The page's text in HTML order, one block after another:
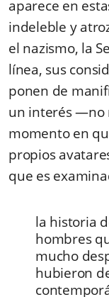
aparece en
indeleble y
el nazismo, la
línea, sus
ponen de
un interés —no
momento en
propios
que es
la historia
hombres
mucho
hubieron